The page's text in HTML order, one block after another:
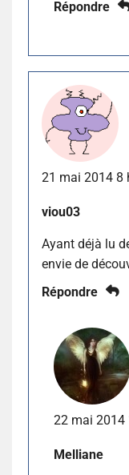
Répondre
21 mai 2014 8
viou03
Ayant déjà lu
envie de
Répondre
22 mai 2014
Melliane